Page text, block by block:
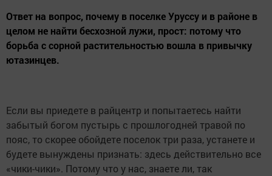
Ответ на вопрос, почему в поселке Уруссу и в районе в
целом не найти бесхозной лужи, прост: потому что
борьба с сорной растительностью вошла в привычку
ютазинцев.
Если вы приедете в райцентр и попытаетесь найти
забытый богом пустырь с прошлогодней травой по
пояс, то скорее обойдете поселок три раза, устанете и
будете вынуждены признать: здесь действительно все
«чики-чики». Потому что у нас, знаете ли, так